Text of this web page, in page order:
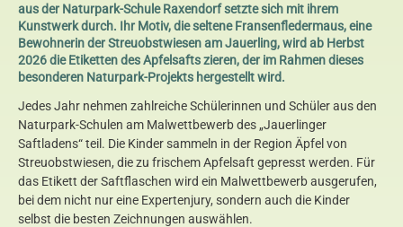
aus der Naturpark-Schule Raxendorf setzte sich mit ihrem
Kunstwerk durch. Ihr Motiv, die seltene Fransenfledermaus, eine
Bewohnerin der Streuobstwiesen am Jauerling, wird ab Herbst
2026 die Etiketten des Apfelsafts zieren, der im Rahmen dieses
besonderen Naturpark-Projekts hergestellt wird.
Jedes Jahr nehmen zahlreiche Schülerinnen und Schüler aus den
Naturpark-Schulen am Malwettbewerb des „Jauerlinger
Saftladens“ teil. Die Kinder sammeln in der Region Äpfel von
Streuobstwiesen, die zu frischem Apfelsaft gepresst werden. Für
das Etikett der Saftflaschen wird ein Malwettbewerb ausgerufen,
bei dem nicht nur eine Expertenjury, sondern auch die Kinder
selbst die besten Zeichnungen auswählen.